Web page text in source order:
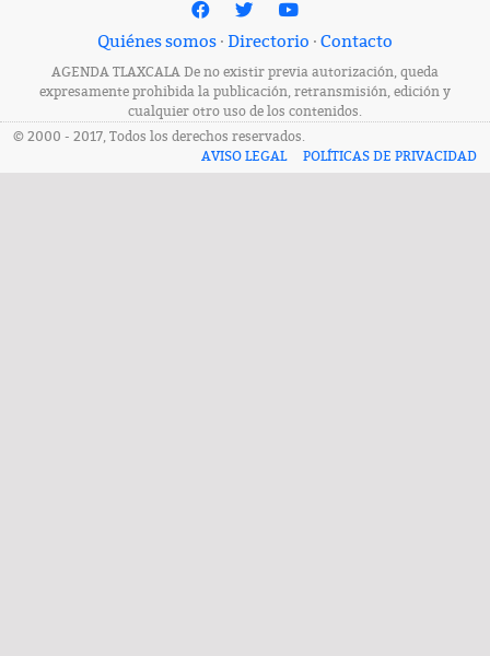
Quiénes somos · Directorio · Contacto
AGENDA TLAXCALA De no existir previa autorización, queda
expresamente prohibida la publicación, retransmisión, edición y
cualquier otro uso de los contenidos.
© 2000 - 2017, Todos los derechos reservados.
AVISO LEGAL
POLÍTICAS DE PRIVACIDAD